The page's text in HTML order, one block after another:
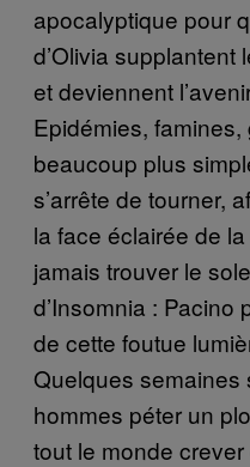
apocalyptique pour
d’Olivia
et deviennent
Epidémies,
beaucoup plus
s’arrête de tourner,
la face éclairée de
jamais trouver le
d’Insomnia : Pacino
de cette foutue
Quelques semaines
hommes péter un
tout le monde